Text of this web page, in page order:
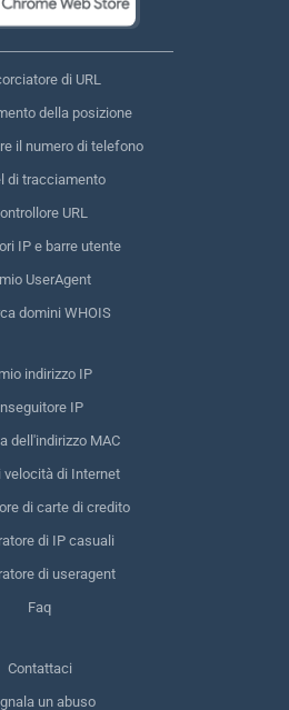
di URL
della posizione
il numero di telefono
di tracciamento
URL
IP e barre utente
UserAgent
domini WHOIS
indirizzo IP
IP
dell'indirizzo MAC
velocità di Internet
di carte di credito
di IP casuali
di useragent
Faq
Contattaci
un abuso